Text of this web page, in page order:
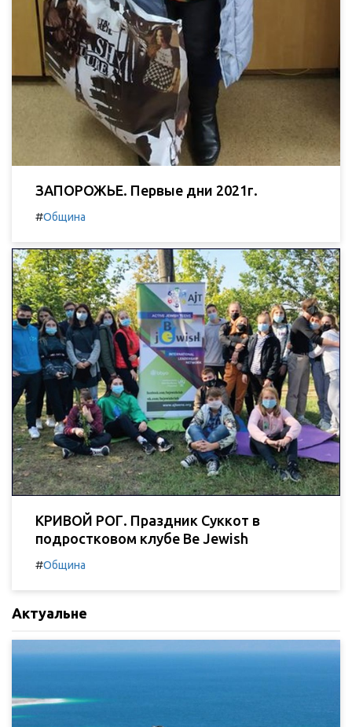
ЗАПОРОЖЬЕ. Первые дни 2021г.
#Община
КРИВОЙ РОГ. Праздник Суккот в
подростковом клубе Be Jewish
#Община
Актуальне